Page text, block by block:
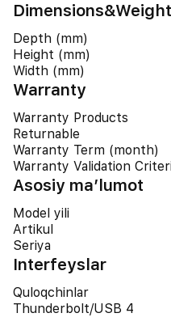
Depth (mm)
Height (mm)
Width (mm)
Warranty
Warranty Products
Returnable
Warranty Term (month)
Warranty Validation
Asosiy ma’lumot
Model yili
Artikul
Seriya
Interfeyslar
Quloqchinlar
Thunderbolt/USB 4